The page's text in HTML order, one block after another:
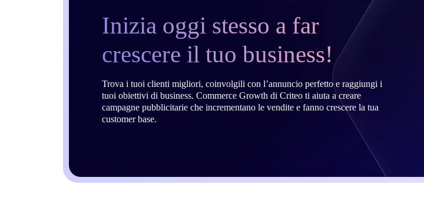
Inizia oggi stesso a far
crescere il tuo business!
Trova i tuoi clienti migliori, coinvolgili con l’annuncio perfetto e raggiungi i
tuoi obiettivi di business. Commerce Growth di Criteo ti aiuta a creare
campagne pubblicitarie che incrementano le vendite e fanno crescere la tua
customer base.